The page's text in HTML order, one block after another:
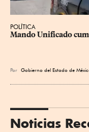
POLÍTICA
Mando Unificado
Por Gobierno del Estado de
Noticias